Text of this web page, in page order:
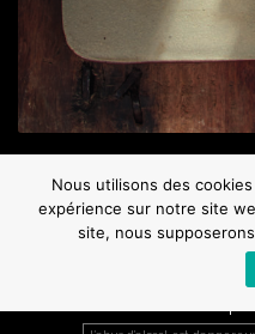
Plan d’accès
Nous utilisons des
expérience sur notre site
site, nous